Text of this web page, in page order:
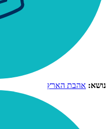
נושא:אהבת הארץ